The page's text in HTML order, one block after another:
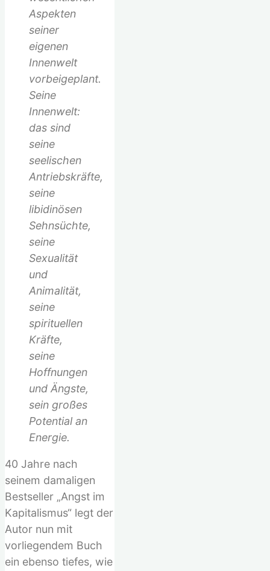
Aspekten
seiner
eigenen
Innenwelt
vorbeigeplant.
Seine
Innenwelt:
das sind
seine
seelischen
Antriebskräfte,
seine
libidinösen
Sehnsüchte,
seine
Sexualität
und
Animalität,
seine
spirituellen
Kräfte,
seine
Hoffnungen
und Ängste,
sein großes
Potential an
Energie.
40 Jahre nach
seinem damaligen
Bestseller „Angst im
Kapitalismus“ legt der
Autor nun mit
vorliegendem Buch
ein ebenso tiefes, wie